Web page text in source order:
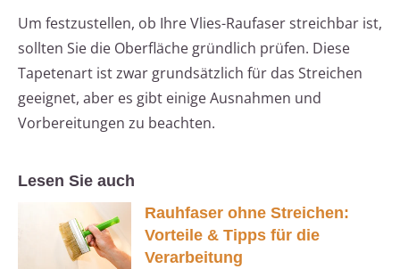
Um festzustellen, ob Ihre Vlies-Raufaser streichbar ist,
sollten Sie die Oberfläche gründlich prüfen. Diese
Tapetenart ist zwar grundsätzlich für das Streichen
geeignet, aber es gibt einige Ausnahmen und
Vorbereitungen zu beachten.
Lesen Sie auch
Rauhfaser ohne Streichen:
Vorteile & Tipps für die
Verarbeitung